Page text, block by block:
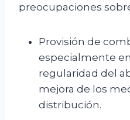
preocupaciones
Provisión de
especialmente
regularidad del
mejora de los
distribución.